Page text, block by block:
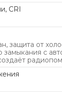
CRI
защита от
замыкания с